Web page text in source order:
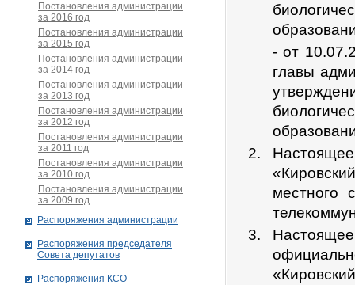
- от
главы
Настоящее
местного
Постановления администрации
за 2016 год
Постановления администрации
за 2015 год
Постановления администрации
за 2014 год
Постановления администрации
за 2013 год
Постановления администрации
за 2012 год
Постановления администрации
за 2011 год
Постановления администрации
за 2010 год
Постановления администрации
за 2009 год
Распоряжения администрации
Распоряжения председателя
Совета депутатов
Распоряжения КСО